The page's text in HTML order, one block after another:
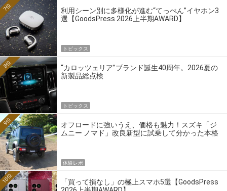
利用シーン別に多様化が進む“てっぺん”イヤホン3
選【GoodsPress 2026上半期AWARD】
7位
トピックス
“カロッツェリア”ブランド誕生40周年。2026夏の
新製品総点検
8位
トピックス
オフロードに強いうえ、価格も魅力！スズキ「ジ
ムニー ノマド」改良新型に試乗して分かった本格
9位
体験レポ
「買って損なし」の極上スマホ5選【GoodsPress
10位